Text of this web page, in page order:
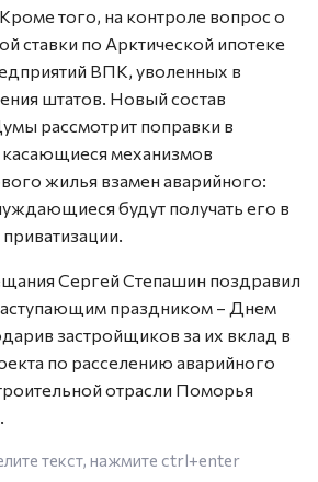
того, на контроле вопрос о
ставки по Арктической ипотеке
ВПК, уволенных в
штатов. Новый состав
рассмотрит поправки в
касающиеся механизмов
жилья взамен аварийного:
будут получать его в
Сергей Степашин поздравил
праздником – Днем
застройщиков за их вклад в
по расселению аварийного
отрасли Поморья
текст, нажмите ctrl+enter